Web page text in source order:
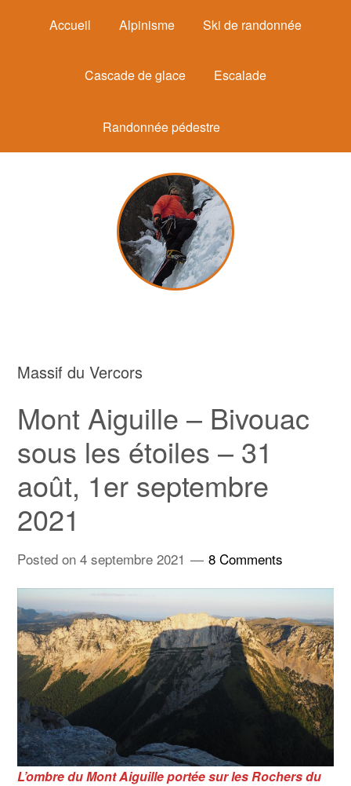
Accueil Alpinisme Ski de randonnée
Cascade de glace Escalade
Randonnée pédestre
Massif du Vercors
Mont Aiguille – Bivouac
sous les étoiles – 31
août, 1er septembre
2021
Posted on4 septembre 2021 8 Comments
L’ombre du Mont Aiguille portée sur les Rochers du